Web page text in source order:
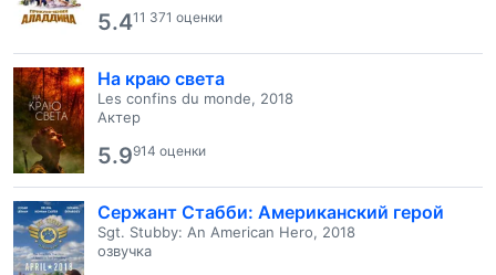
5.411 371 оценки
На краю света
Les confins du monde, 2018
Актер
5.9914 оценки
Сержант Стабби: Американский герой
Sgt. Stubby: An American Hero, 2018
озвучка